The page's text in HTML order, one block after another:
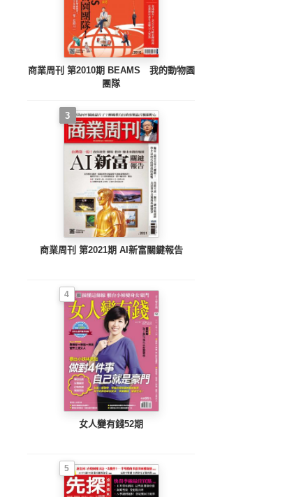
商業周刊 第2010期 BEAMS 我的動物園
團隊
3
商業周刊 第2021期 AI新富關鍵報告
4
女人變有錢52期
5